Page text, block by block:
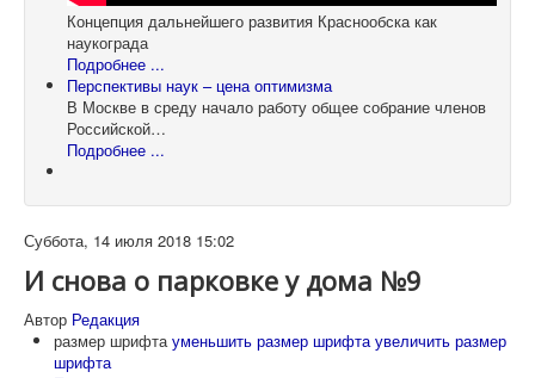
Концепция дальнейшего развития Краснообска как
наукограда
Подробнее ...
Перспективы наук – цена оптимизма
В Москве в среду начало работу общее собрание членов
Российской…
Подробнее ...
Суббота, 14 июля 2018 15:02
И снова о парковке у дома №9
Автор Редакция
размер шрифта уменьшить размер шрифта увеличить размер
шрифта